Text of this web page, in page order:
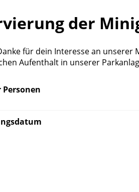
der
für dein Interesse an unserer
Aufenthalt in unserer